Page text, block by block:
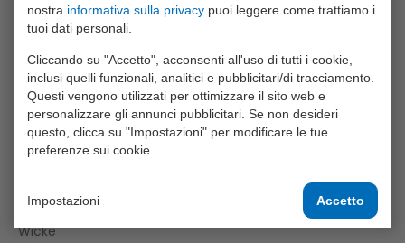
nostra informativa sulla privacy puoi leggere come trattiamo i
tuoi dati personali.
Cliccando su "Accetto", acconsenti all'uso di tutti i cookie,
inclusi quelli funzionali, analitici e pubblicitari/di tracciamento.
Questi vengono utilizzati per ottimizzare il sito web e
personalizzare gli annunci pubblicitari. Se non desideri
questo, clicca su "Impostazioni" per modificare le tue
preferenze sui cookie.
Impostazioni Accetto
Roleplay
Sports Active
Super Cars
Tack Pro
Twizz
Urban District
Wicke